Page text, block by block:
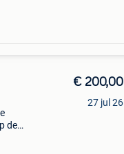
de
€ 200,00
27 jul 26